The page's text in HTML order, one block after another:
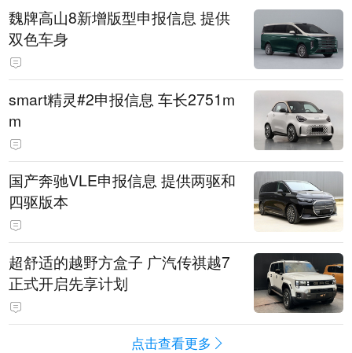
魏牌高山8新增版型申报信息 提供
双色车身
smart精灵#2申报信息 车长2751m
m
国产奔驰VLE申报信息 提供两驱和
四驱版本
超舒适的越野方盒子 广汽传祺越7
正式开启先享计划
点击查看更多